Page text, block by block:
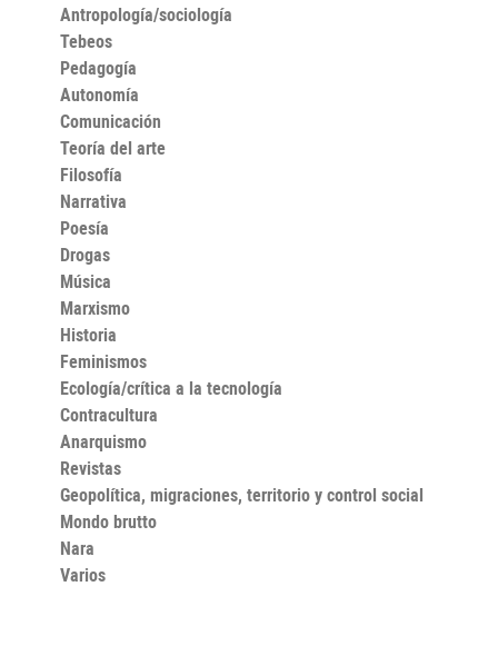
Antropología/sociología
Tebeos
Pedagogía
Autonomía
Comunicación
Teoría del arte
Filosofía
Narrativa
Poesía
Drogas
Música
Marxismo
Historia
Feminismos
Ecología/crítica a la tecnología
Contracultura
Anarquismo
Revistas
Geopolítica, migraciones, territorio y control social
Mondo brutto
Nara
Varios